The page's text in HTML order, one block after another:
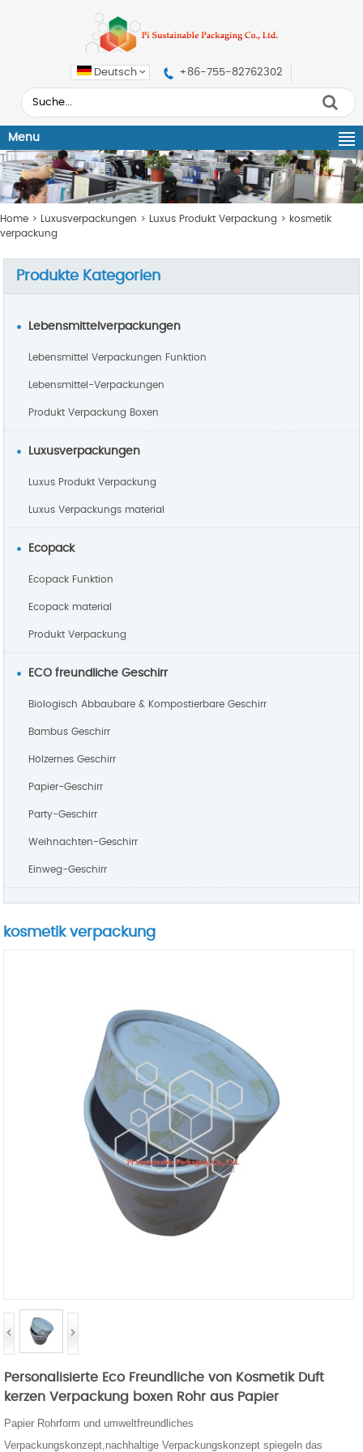
Deutsch +86-755-82762302
Menu
Home > Luxusverpackungen > Luxus Produkt Verpackung > kosmetik
verpackung
Produkte Kategorien
Lebensmittelverpackungen
Lebensmittel Verpackungen Funktion
Lebensmittel-Verpackungen
Produkt Verpackung Boxen
Luxusverpackungen
Luxus Produkt Verpackung
Luxus Verpackungs material
Ecopack
Ecopack Funktion
Ecopack material
Produkt Verpackung
ECO freundliche Geschirr
Biologisch Abbaubare & Kompostierbare Geschirr
Bambus Geschirr
Hölzernes Geschirr
Papier-Geschirr
Party-Geschirr
Weihnachten-Geschirr
Einweg-Geschirr
kosmetik verpackung
Personalisierte Eco Freundliche von Kosmetik Duft
kerzen Verpackung boxen Rohr aus Papier
Papier Rohrform und umweltfreundliches
Verpackungskonzept,nachhaltige Verpackungskonzept spiegeln das